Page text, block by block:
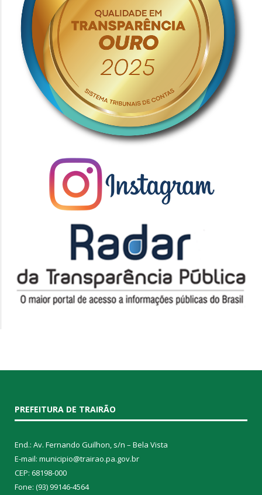
PREFEITURA DE TRAIRÃO
End.: Av. Fernando Guilhon, s/n – Bela Vista
E-mail: municipio@trairao.pa.gov.br
CEP: 68198-000
Fone: (93) 99146-4564